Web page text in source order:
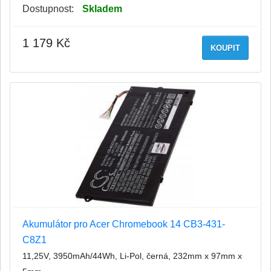
Dostupnost: Skladem
KOUPIT
1 179 Kč
Akumulátor pro Acer Chromebook 14 CB3-431-
C8Z1
11,25V, 3950mAh/44Wh, Li-Pol, černá, 232mm x 97mm x